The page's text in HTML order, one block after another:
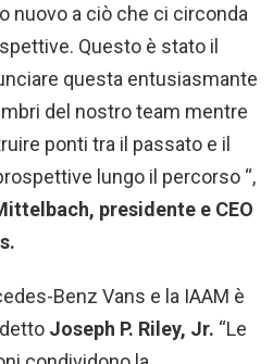
nuovo a ciò che ci circonda
Questo è stato il
questa entusiasmante
del nostro team mentre
ponti tra il passato e il
lungo il percorso “,
presidente e CEO
Benz Vans e la IAAM è
Joseph P. Riley, Jr. “Le